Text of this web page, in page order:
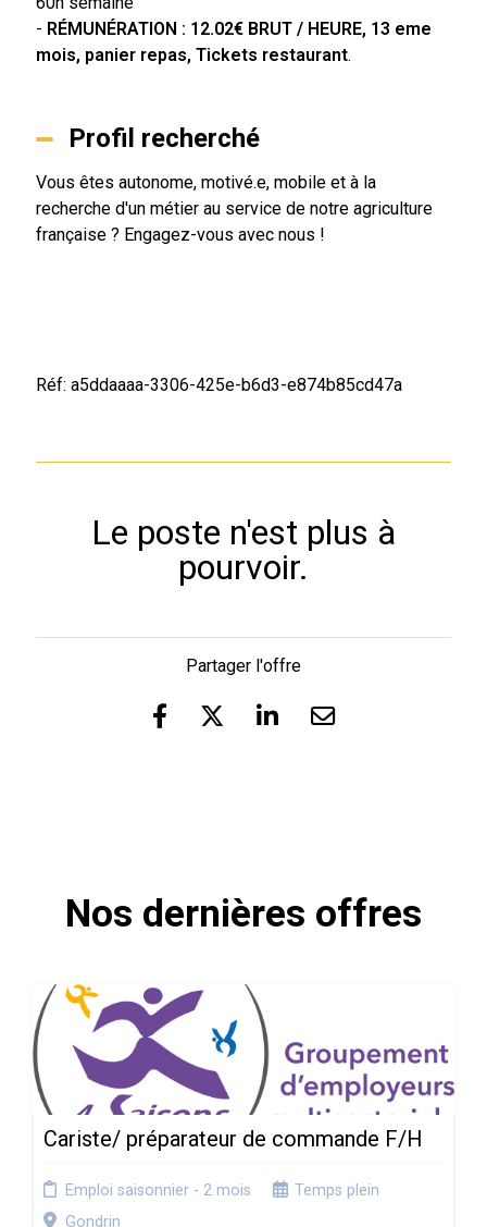
- RÉMUNÉRATION : 12.02€ BRUT / HEURE, 13 eme
mois, panier repas, Tickets restaurant.
Profil recherché
Vous êtes autonome, motivé.e, mobile et à la
recherche d'un métier au service de notre agriculture
française ? Engagez-vous avec nous !
Réf: a5ddaaaa-3306-425e-b6d3-e874b85cd47a
Le poste n'est plus à
pourvoir.
Partager l'offre
Nos dernières offres
Cariste/ préparateur de commande F/H
Emploi saisonnier - 2 mois
Temps plein
Gondrin